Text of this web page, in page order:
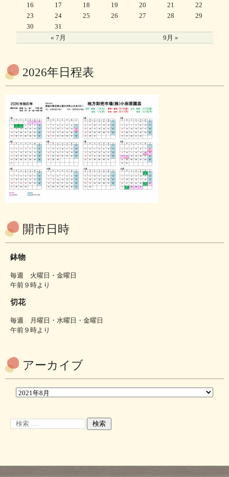
« 7月 9月 »
16
17 18 19 20 21
22
23
24 25 26 27 28
29
30
31
2026年日程表
開市日時
鉢物
毎週 火曜日・金曜日
午前９時より
切花
毎週 月曜日・水曜日・金曜日
午前９時より
アーカイブ